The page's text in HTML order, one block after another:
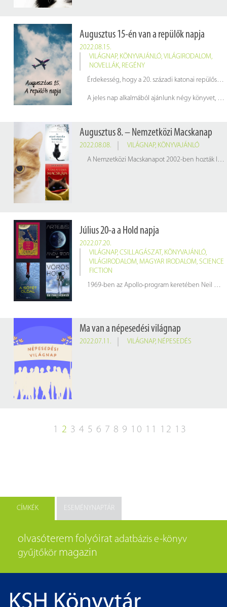
Augusztus 15-én van a repülők napja
2022.08.15.
VILÁGNAP, KÖNYVAJÁNLÓ, VILÁGIRODALOM,
NOVELLÁK, REGÉNY
Érdekesség, hogy a 20. századi katonai repülősök Szűz Máriát választották oltalmazójuknak, ezért Magyarországon augusztus 15-én, Nagyboldogasszony napján ünnepeljük a repülősök napját.
A jeles nap alkalmából ajánlunk négy könyvet, amelyeknek cselekménye repülőgépen játszódnak.
Augusztus 8. – Nemzetközi Macskanap
2022.08.08. VILÁGNAP, KÖNYVAJÁNLÓ
A Nemzetközi Macskanapot 2002-ben hozták létre az International Fund for Animal Welfare (Nemzetközi Állatjóléti Alap) kezdeményezésére. A nap célja, hogy figyelmet fordítsunk az emberiség egyik legrégebbi társállatára, a macskákra és az ő védelmükre, emberséges bánásmódjukra és szeretetükre. A jeles nap alkalmából néhány macskás könyvet ajánlunk.
Július 20-a a Hold napja
2022.07.20.
VILÁGNAP, CSILLAGÁSZAT, KÖNYVAJÁNLÓ,
VILÁGIRODALOM, MAGYAR IRODALOM, SCIENCE
FICTION
1969-ben az Apollo-program keretében Neil Armstrong és Edwin Aldrin ezen a napon léptek elsőként a Holdra.
Ma van a népesedési világnap
2022.07.11. VILÁGNAP, NÉPESEDÉS
1 2 3 4 5 6 7 8 9 10 11 12 13
CÍMKÉK ESEMÉNYNAPTÁR
olvasóterem folyóirat adatbázis e-könyv
gyűjtőkör magazin